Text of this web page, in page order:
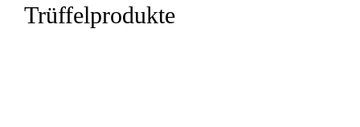
Trüffelprodukte